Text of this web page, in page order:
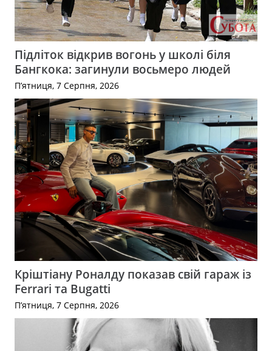
Підліток відкрив вогонь у школі біля
Бангкока: загинули восьмеро людей
П’ятниця, 7 Серпня, 2026
Кріштіану Роналду показав свій гараж із
Ferrari та Bugatti
П’ятниця, 7 Серпня, 2026